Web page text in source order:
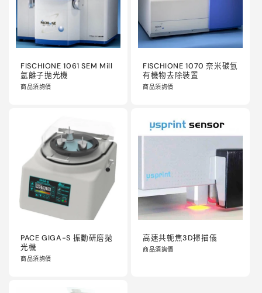
FISCHIONE 1061 SEM Mill
氬離子拋光機
商品須詢價
FISCHIONE 1070 奈米碳氫
有機物去除裝置
商品須詢價
PACE GIGA-S 振動研磨拋
光機
商品須詢價
高速共軛焦3D掃描儀
商品須詢價